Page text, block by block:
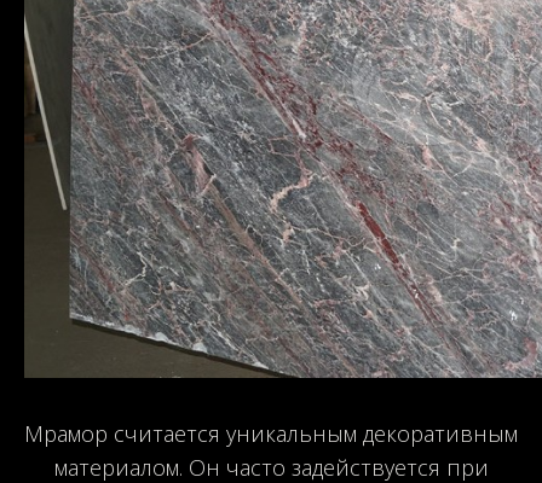
Мрамор считается уникальным декоративным
материалом. Он часто задействуется при